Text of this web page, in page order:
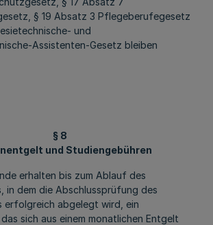
§ 19 Absatz 3 Pflegeberufegesetz
und
Assistenten-Gesetz bleiben
§ 8
und Studiengebühren
erhalten bis zum Ablauf des
in dem die Abschlussprüfung des
erfolgreich abgelegt wird, ein
sich aus einem monatlichen Entgelt